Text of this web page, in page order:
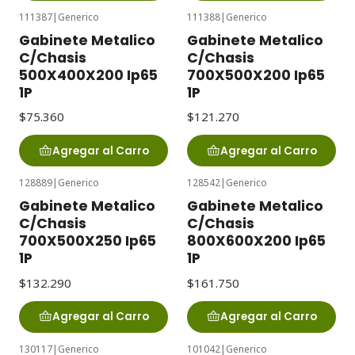
111387| Generico
Gabinete Metalico
C/Chasis
500X400X200 Ip65
1P
$75.360
Agregar al Carro
111388| Generico
Gabinete Metalico
C/Chasis
700X500X200 Ip65
1P
$121.270
Agregar al Carro
128889| Generico
Gabinete Metalico
C/Chasis
700X500X250 Ip65
1P
$132.290
Agregar al Carro
128542| Generico
Gabinete Metalico
C/Chasis
800X600X200 Ip65
1P
$161.750
Agregar al Carro
130117| Generico 101042| Generico